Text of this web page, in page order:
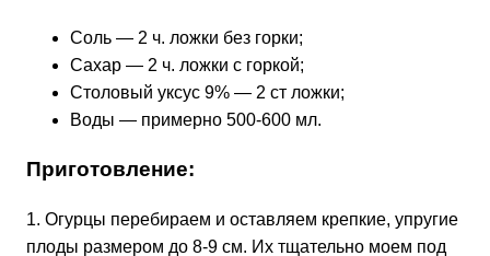
Соль — 2 ч. ложки без горки;
Сахар — 2 ч. ложки с горкой;
Столовый уксус 9% — 2 ст ложки;
Воды — примерно 500-600 мл.
Приготовление:
1. Огурцы перебираем и оставляем крепкие, упругие
плоды размером до 8-9 см. Их тщательно моем под